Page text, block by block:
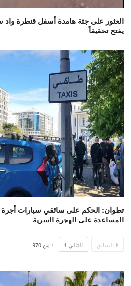
العثور على جثة هامدة أسفل قنطرة
يفتح تحقيقاً
تطوان: الحكم على سائقي سيارات
المساعدة على الهجرة السرية
السابق التالي 1 من 970